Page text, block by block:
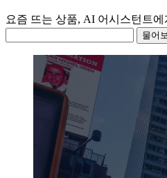
요즘 뜨는 상품, AI 어시스턴